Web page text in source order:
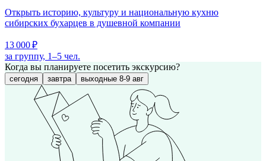
Открыть историю, культуру и национальную кухню
сибирских бухарцев в душевной компании
13 000 ₽
за группу, 1–5 чел.
Когда вы планируете посетить экскурсию?
сегодня завтра выходные 8-9 авг